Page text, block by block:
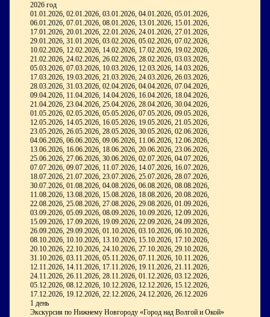
2026 год
01.01.2026, 02.01.2026, 03.01.2026, 04.01.2026, 05.01.2026,
06.01.2026, 07.01.2026, 08.01.2026, 13.01.2026, 15.01.2026,
17.01.2026, 20.01.2026, 22.01.2026, 24.01.2026, 27.01.2026,
29.01.2026, 31.01.2026, 03.02.2026, 05.02.2026, 07.02.2026,
10.02.2026, 12.02.2026, 14.02.2026, 17.02.2026, 19.02.2026,
21.02.2026, 24.02.2026, 26.02.2026, 28.02.2026, 03.03.2026,
05.03.2026, 07.03.2026, 10.03.2026, 12.03.2026, 14.03.2026,
17.03.2026, 19.03.2026, 21.03.2026, 24.03.2026, 26.03.2026,
28.03.2026, 31.03.2026, 02.04.2026, 04.04.2026, 07.04.2026,
09.04.2026, 11.04.2026, 14.04.2026, 16.04.2026, 18.04.2026,
21.04.2026, 23.04.2026, 25.04.2026, 28.04.2026, 30.04.2026,
01.05.2026, 02.05.2026, 05.05.2026, 07.05.2026, 09.05.2026,
12.05.2026, 14.05.2026, 16.05.2026, 19.05.2026, 21.05.2026,
23.05.2026, 26.05.2026, 28.05.2026, 30.05.2026, 02.06.2026,
04.06.2026, 06.06.2026, 09.06.2026, 11.06.2026, 12.06.2026,
13.06.2026, 16.06.2026, 18.06.2026, 20.06.2026, 23.06.2026,
25.06.2026, 27.06.2026, 30.06.2026, 02.07.2026, 04.07.2026,
07.07.2026, 09.07.2026, 11.07.2026, 14.07.2026, 16.07.2026,
18.07.2026, 21.07.2026, 23.07.2026, 25.07.2026, 28.07.2026,
30.07.2026, 01.08.2026, 04.08.2026, 06.08.2026, 08.08.2026,
11.08.2026, 13.08.2026, 15.08.2026, 18.08.2026, 20.08.2026,
22.08.2026, 25.08.2026, 27.08.2026, 29.08.2026, 01.09.2026,
03.09.2026, 05.09.2026, 08.09.2026, 10.09.2026, 12.09.2026,
15.09.2026, 17.09.2026, 19.09.2026, 22.09.2026, 24.09.2026,
26.09.2026, 29.09.2026, 01.10.2026, 03.10.2026, 06.10.2026,
08.10.2026, 10.10.2026, 13.10.2026, 15.10.2026, 17.10.2026,
20.10.2026, 22.10.2026, 24.10.2026, 27.10.2026, 29.10.2026,
31.10.2026, 03.11.2026, 05.11.2026, 07.11.2026, 10.11.2026,
12.11.2026, 14.11.2026, 17.11.2026, 19.11.2026, 21.11.2026,
24.11.2026, 26.11.2026, 28.11.2026, 01.12.2026, 03.12.2026,
05.12.2026, 08.12.2026, 10.12.2026, 12.12.2026, 15.12.2026,
17.12.2026, 19.12.2026, 22.12.2026, 24.12.2026, 26.12.2026
1 день
Экскурсия по Нижнему Новгороду «Город над Волгой и Окой»